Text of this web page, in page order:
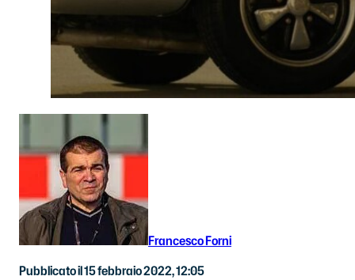
Francesco Forni
Pubblicato il 15 febbraio 2022, 12:05